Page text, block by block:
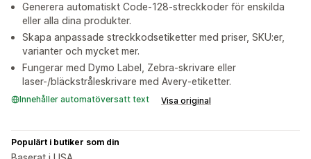
Generera automatiskt Code-128-streckkoder för enskilda
eller alla dina produkter.
Skapa anpassade streckkodsetiketter med priser, SKU:er,
varianter och mycket mer.
Fungerar med Dymo Label, Zebra-skrivare eller
laser-/bläckstråleskrivare med Avery-etiketter.
Innehåller automatöversatt text Visa original
Populärt i butiker som din